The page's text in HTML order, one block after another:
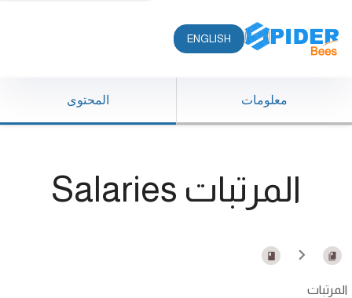
ENGLISH
معلومات المحتوى
المرتبات Salaries
المرتبات